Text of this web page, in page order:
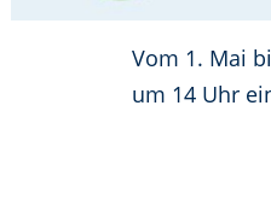
Vom 1. Mai
um 14 Uhr